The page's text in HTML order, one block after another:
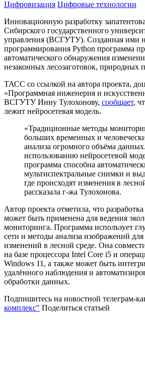
Цифровизация Цифровые технологии
Инновационную разработку
Сибирского государственного
управления (ВСГУТУ). Созданная ими
программирования Python программа
автоматического обнаружения
незаконных лесозаготовок, природных
ТАСС со ссылкой на автора проекта,
«Программная инженерия и
ВСГУТУ Инну Тулохонову, сообщает,
лежит нейросетевая модель.
«Традиционные методы
больших временных и
анализа огромного объёма
использованию нейросетевой
программа способна
мультиспектральные снимки и
где происходят изменения в
рассказала г-жа Тулохонова.
Автор проекта отметила, что
может быть применена для ведения
мониторинга. Программа использует
сети и методы анализа изображений
изменений в лесной среде. Она
на базе процессора Intel Core i5 и
Windows 11, а также может быть
удалённого наблюдения и
обработки данных.
Подпишитесь на новостной телеграм-
комплекс" Поделиться статьей